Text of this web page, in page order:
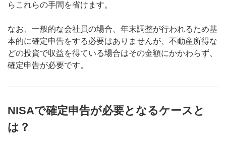
らこれらの手間を省けます。
なお、一般的な会社員の場合、年末調整が行われるため基
本的に確定申告をする必要はありませんが、不動産所得な
どの投資で収益を得ている場合はその金額にかかわらず、
確定申告が必要です。
NISAで確定申告が必要となるケースと
は？